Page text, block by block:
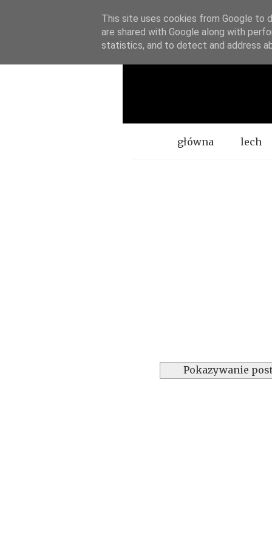
Menugłówna lech
Pokazywanie
This site uses cookies from Google to
are shared with Google along with
statistics, and to detect and address